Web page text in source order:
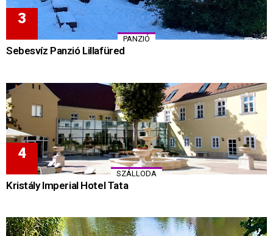
PANZIÓ
Sebesvíz Panzió Lillafüred
SZÁLLODA
Kristály Imperial Hotel Tata